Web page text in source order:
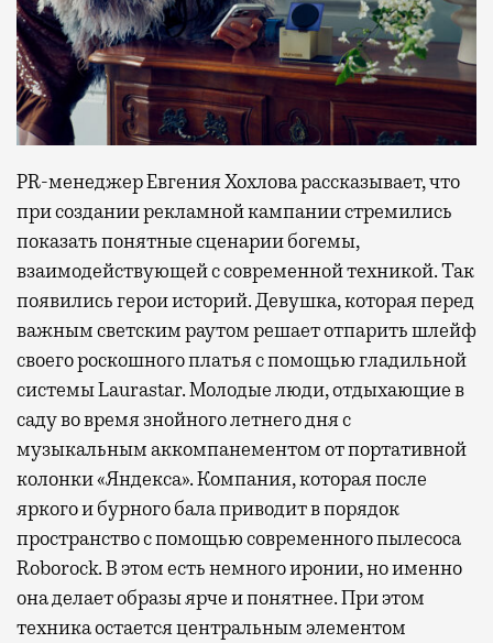
PR-менеджер Евгения Хохлова рассказывает, что
при создании рекламной кампании стремились
показать понятные сценарии богемы,
взаимодействующей с современной техникой. Так
появились герои историй. Девушка, которая перед
важным светским раутом решает отпарить шлейф
своего роскошного платья с помощью гладильной
системы Laurastar. Молодые люди, отдыхающие в
саду во время знойного летнего дня с
музыкальным аккомпанементом от портативной
колонки «Яндекса». Компания, которая после
яркого и бурного бала приводит в порядок
пространство с помощью современного пылесоса
Roborock. В этом есть немного иронии, но именно
она делает образы ярче и понятнее. При этом
техника остается центральным элементом